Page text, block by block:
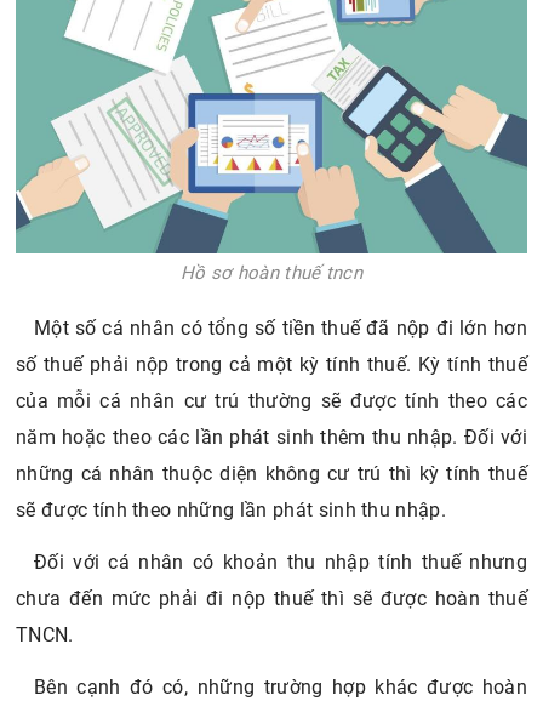
Hồ sơ hoàn thuế tncn
Một số cá nhân có tổng số tiền thuế đã nộp đi lớn hơn
số thuế phải nộp trong cả một kỳ tính thuế. Kỳ tính thuế
của mỗi cá nhân cư trú thường sẽ được tính theo các
năm hoặc theo các lần phát sinh thêm thu nhập. Đối với
những cá nhân thuộc diện không cư trú thì kỳ tính thuế
sẽ được tính theo những lần phát sinh thu nhập.
Đối với cá nhân có khoản thu nhập tính thuế nhưng
chưa đến mức phải đi nộp thuế thì sẽ được hoàn thuế
TNCN.
Bên cạnh đó có, những trường hợp khác được hoàn